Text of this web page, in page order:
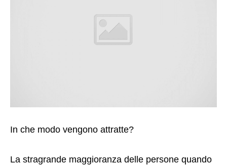
In che modo vengono attratte?
La stragrande maggioranza delle persone quando